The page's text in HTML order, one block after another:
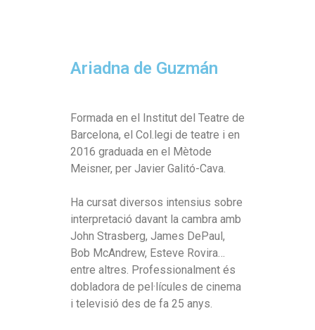
Ariadna de Guzmán
Formada en el Institut del Teatre de
Barcelona, el Col.legi de teatre i en
2016 graduada en el Mètode
Meisner, per Javier Galitó-Cava.
Ha cursat diversos intensius sobre
interpretació davant la cambra amb
John Strasberg, James DePaul,
Bob McAndrew, Esteve Rovira…
entre altres. Professionalment és
dobladora de pel·lícules de cinema
i televisió des de fa 25 anys.